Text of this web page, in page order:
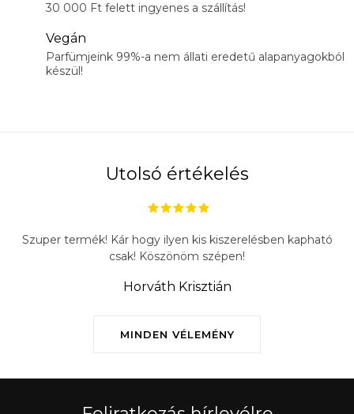
30 000 Ft felett ingyenes a szállítás!
Vegán
Parfümjeink 99%-a nem állati eredetű alapanyagokból
készül!
Utolsó értékelés
MINDEN VÉLEMÉNY
Szuper termék! Kár hogy ilyen kis kiszerelésben kapható
csak! Köszönöm szépen!
Horváth Krisztián